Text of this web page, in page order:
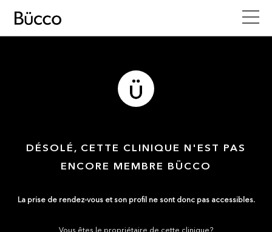
DÉSOLÉ, CETTE CLINIQUE N'EST PAS
ENCORE MEMBRE BÜCCO
La prise de rendez-vous et son profil ne sont donc pas accessibles.
Vous êtes le propriétaire de cette clinique?